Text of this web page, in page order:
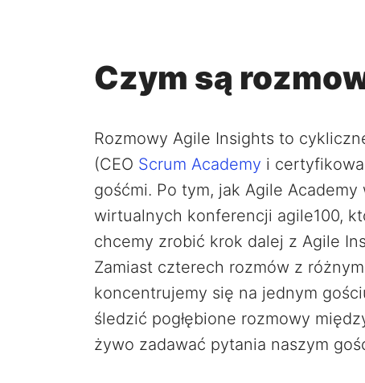
Czym są
Rozmowy Agile Insights to
(CEO Scrum Academy i
gośćmi. Po tym, jak Agile
wirtualnych konferencji agile100,
chcemy zrobić krok dalej z Agile
Zamiast czterech rozmów z
koncentrujemy się na jednym
śledzić pogłębione rozmowy
żywo zadawać pytania naszym